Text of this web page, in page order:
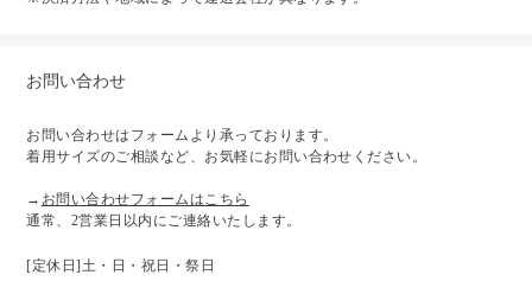
お問い合わせ
お問い合わせはフォームより承っております。
着用サイズのご相談など、お気軽にお問い合わせください。
→ お問い合わせフォームはこちら
通常、2営業日以内にご連絡いたします。
[定休日]土・日・祝日・祭日